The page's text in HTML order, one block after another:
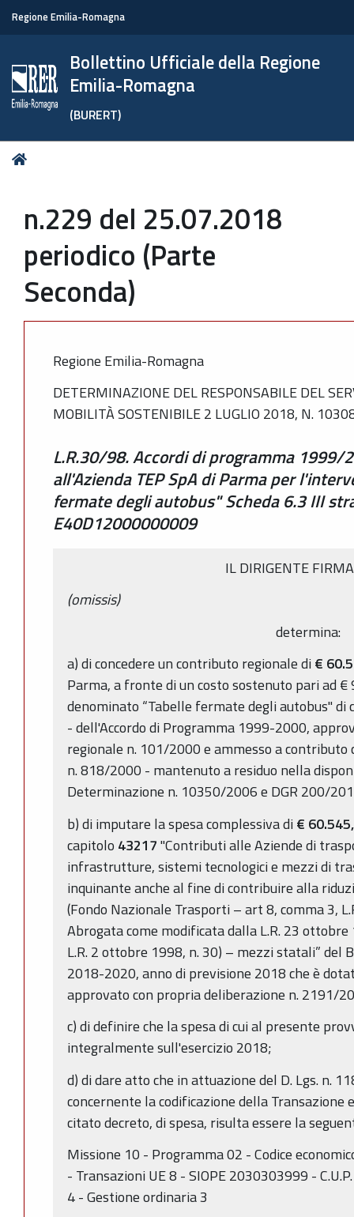
Regione Emilia-Romagna
Bollettino Ufficiale della Regione
Emilia-Romagna
(BURERT)
Tu
n.229 del 25.07.2018
periodico (Parte
Seconda)
Regione Emilia-Romagna
DETERMINAZIONE DEL RESPONSABILE DEL
MOBILITÀ SOSTENIBILE 2 LUGLIO 2018, N.
L.R.30/98. Accordi di programma 1999/
all'Azienda TEP SpA di Parma per
fermate degli autobus" Scheda 6.3 III
E40D12000000009
IL DIRIGENTE
(omissis)
determina:
a) di concedere un contributo regionale di€
Parma, a fronte di un costo sostenuto pari ad
denominato “Tabelle fermate degli autobus" di
- dell'Accordo di Programma 1999-2000,
regionale n. 101/2000 e ammesso a contributo
n. 818/2000 - mantenuto a residuo nella
Determinazione n. 10350/2006 e DGR 200/
b) di imputare la spesa complessiva di€
capitolo 43217"Contributi alle Aziende di
infrastrutture, sistemi tecnologici e mezzi di
inquinante anche al fine di contribuire alla
(Fondo Nazionale Trasporti – art 8, comma 3,
Abrogata come modificata dalla L.R. 23
L.R. 2 ottobre 1998, n. 30) – mezzi statali” del
2018-2020, anno di previsione 2018 che è
approvato con propria deliberazione n. 2191/
c) di definire che la spesa di cui al presente
integralmente sull'esercizio 2018;
d) di dare atto che in attuazione del D. Lgs. n.
concernente la codificazione della
citato decreto, di spesa, risulta essere la
Missione 10 - Programma 02 - Codice
- Transazioni UE 8 - SIOPE 2030303999 -
4 - Gestione ordinaria 3